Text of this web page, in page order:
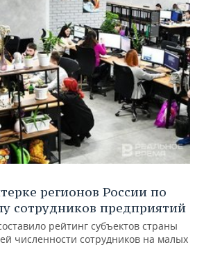
регионов России по
сотрудников предприятий
рейтинг субъектов страны
численности сотрудников на малых